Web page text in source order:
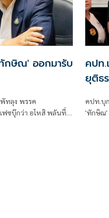
ทลุง พรรค
กว่า อโหสิ พลันที่
คปท
ยุติธ
คปท.บุ
'ทักษิณ'